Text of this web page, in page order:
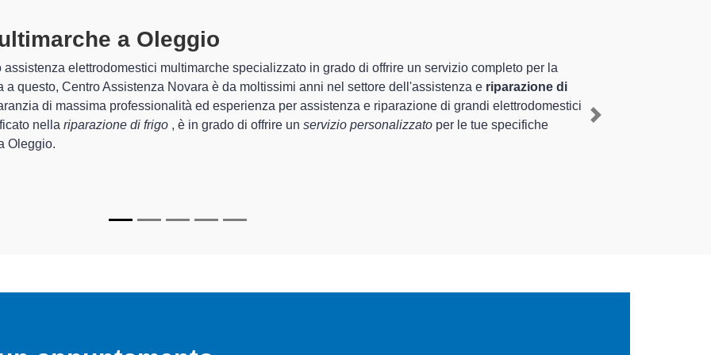
A Oleggio
Assistenza Novara sono in grado di garantire al cliente esperienza pluriennale nel territorio di Oleggio e
la sistemazione e lariparazione del tuo frigo a Oleggio, mediante il ripristino rapido del corretto
Centro Assistenza Novara sono in grado di fornire interventi di diverse tipologie sugli elettrodomestici da
funzionanti e durare a lungo nel tempo.
Next